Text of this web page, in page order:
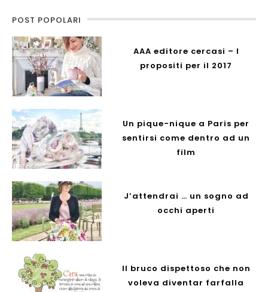
POST POPOLARI
AAA editore cercasi – I
propositi per il 2017
Un pique-nique a Paris per
sentirsi come dentro ad un
film
J’attendrai … un sogno ad
occhi aperti
Il bruco dispettoso che non
voleva diventar farfalla